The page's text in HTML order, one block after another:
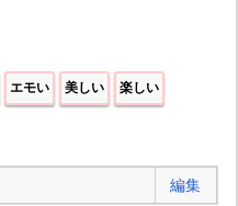
エモい 美しい 楽しい
編集